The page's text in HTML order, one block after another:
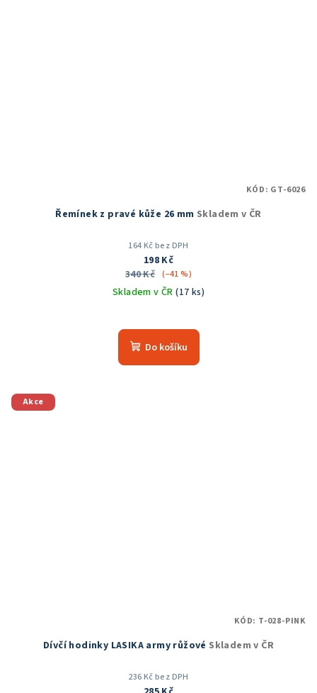
Řemínek z pravé kůže 26 mm Skladem v ČR
164 Kč bez DPH
198 Kč
340 Kč (–41 %)
Skladem v ČR(17 ks)
Do košíku
KÓD: GT-6026
Akce
Dívčí hodinky LASIKA army růžové Skladem v ČR
236 Kč bez DPH
KÓD: T-028-PINK